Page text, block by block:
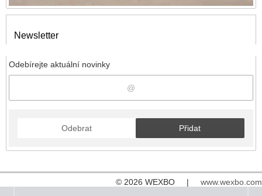
Newsletter
Odebírejte aktuální novinky
Odebrat Přidat
© 2026 WEXBO | www.wexbo.com